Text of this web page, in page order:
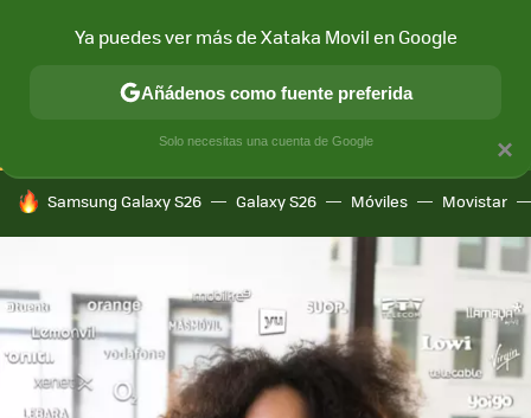
CONECTIVIDAD MÓVIL Y SOCIEDAD APLICACIONES
HOY SE HABLA DE
Samsung Galaxy S26 Galaxy S26 Móviles Movistar
×
Ya puedes ver más de Xataka Movil en Google
Añádenos como fuente preferida
Solo necesitas una cuenta de Google